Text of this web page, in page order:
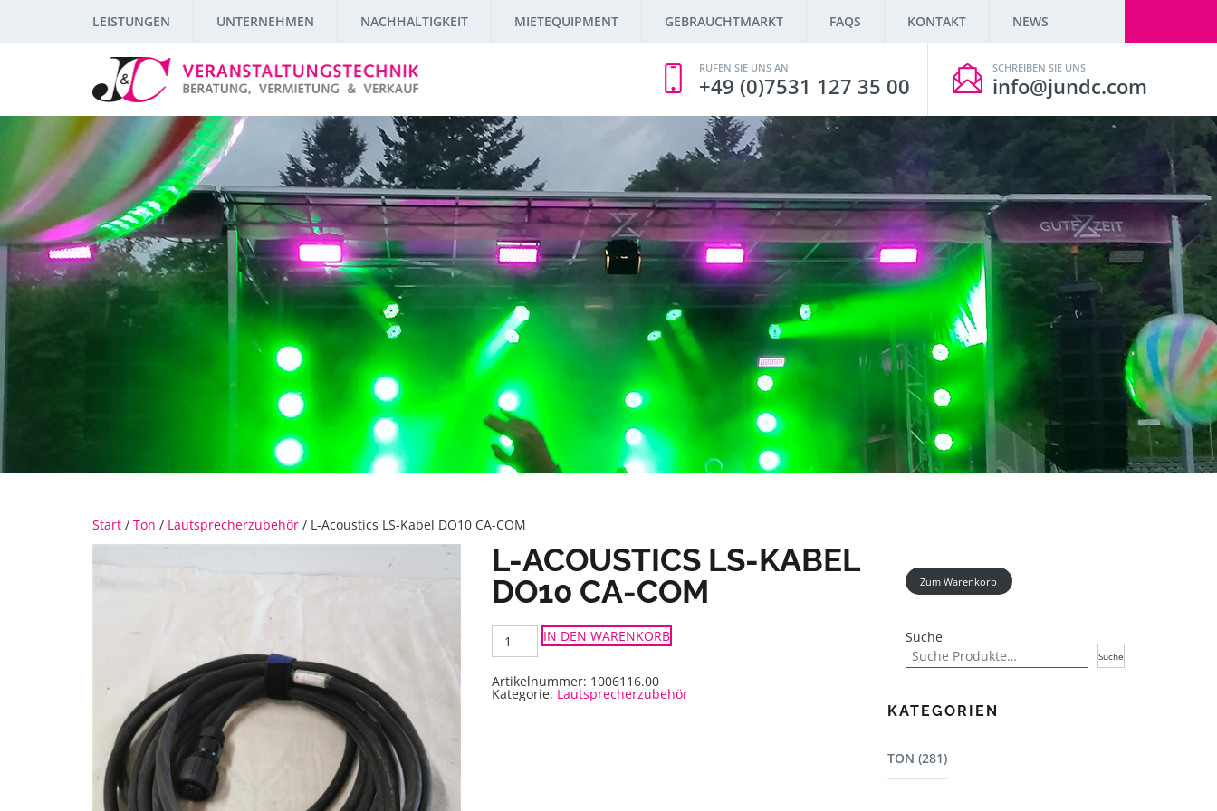
LEISTUNGEN UNTERNEHMEN NACHHALTIGKEIT MIETEQUIPMENT GEBRAUCHTMARKT FAQS KONTAKT NEWS
SCHREIBEN SIE UNS
info@jundc.com
RUFEN SIE UNS AN
+49 (0)7531 127 35 00
Start / Ton / Lautsprecherzubehör / L-Acoustics LS-Kabel DO10 CA-COM
L-ACOUSTICS LS-KABEL
DO10 CA-COM
L-
Acoustics
LS-
DO10
CA-
COM
IN DEN WARENKORB
Artikelnummer: 1006116.00
Kategorie: Lautsprecherzubehör
Zum Warenkorb
Suche
Suche
KATEGORIEN
TON (281)